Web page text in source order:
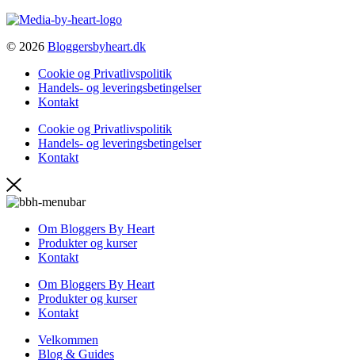
© 2026 Bloggersbyheart.dk
Cookie og Privatlivspolitik
Handels- og leveringsbetingelser
Kontakt
Cookie og Privatlivspolitik
Handels- og leveringsbetingelser
Kontakt
Om Bloggers By Heart
Produkter og kurser
Kontakt
Om Bloggers By Heart
Produkter og kurser
Kontakt
Velkommen
Blog & Guides